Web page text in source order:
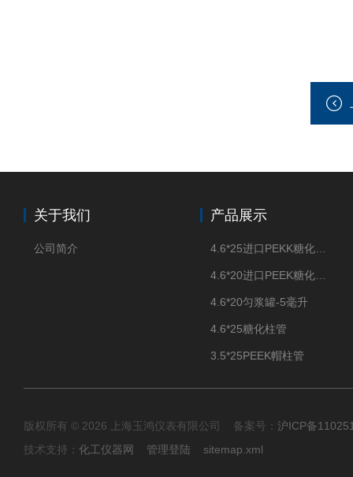
关于我们
公司简介
产品展示
4.6*20匀浆罐-5毫升
4.6*25糖化柱管
3.5*25PEEK帽柱管
版权所有 © 2026 上海玉鸿仪表有限公司 备案号： 沪ICP备
技术支持： 化工仪器网 管理登陆 sitemap.xml